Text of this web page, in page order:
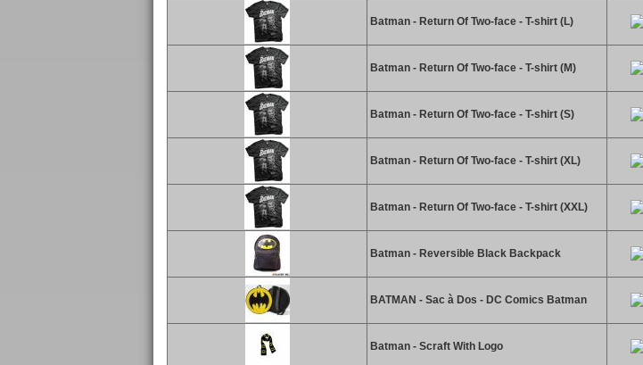
Batman - Return Of Two-face - T-shirt (L)
Batman - Return Of Two-face - T-shirt (M)
Batman - Return Of Two-face - T-shirt (S)
Batman - Return Of Two-face - T-shirt (XL)
Batman - Return Of Two-face - T-shirt (XXL)
Batman - Reversible Black Backpack
BATMAN - Sac à Dos - DC Comics Batman
Batman - Scraft With Logo